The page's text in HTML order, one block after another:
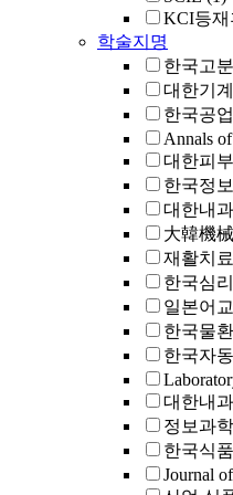
KCI등재
학술지명
한국고
대한기
한국공
Annals
대한피
한국정
대한내
大韓機
재활치
한국심
일본어
한국물
한국자
대한내
정보과
한국식
Journal